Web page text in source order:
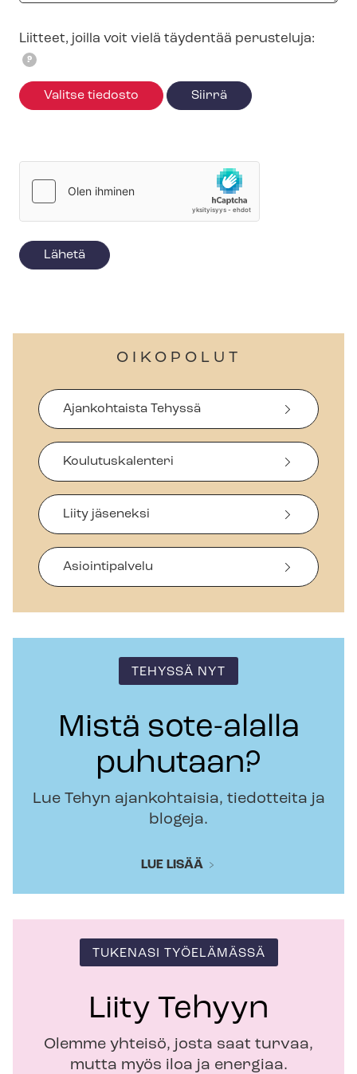
Liitteet, joilla voit vielä täydentää perusteluja:
?
Valitse tiedosto
OIKOPOLUT
Ajankohtaista Tehyssä
Koulutuskalenteri
Liity jäseneksi
Asiointipalvelu
TEHYSSÄ NYT
Mistä sote-alalla
puhutaan?
Lue Tehyn ajankohtaisia, tiedotteita ja
blogeja.
LUE LISÄÄ
TUKENASI TYÖELÄMÄSSÄ
Liity Tehyyn
Olemme yhteisö, josta saat turvaa,
mutta myös iloa ja energiaa.